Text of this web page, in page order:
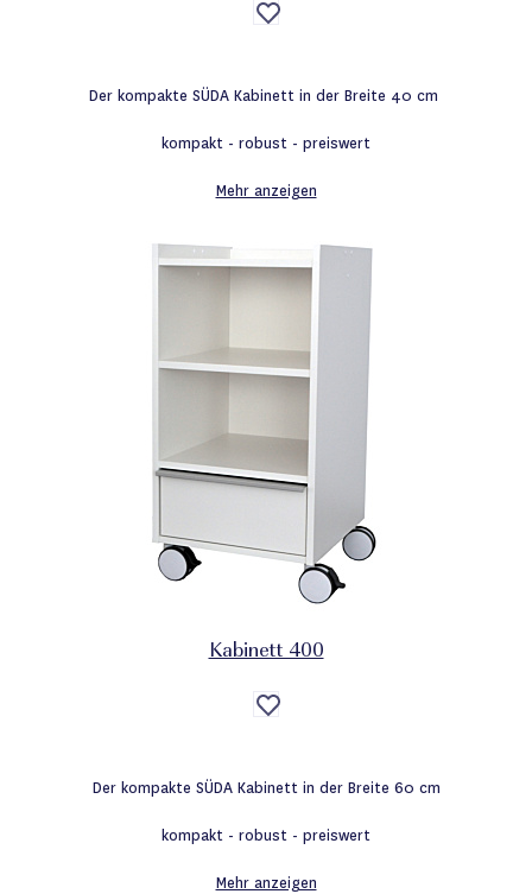
Auf
die
Der kompakte SÜDA Kabinett in der Breite 40 cm
kompakt - robust - preiswert
Mehr anzeigen
Kabinett 400
Auf
die
Der kompakte SÜDA Kabinett in der Breite 60 cm
kompakt - robust - preiswert
Mehr anzeigen